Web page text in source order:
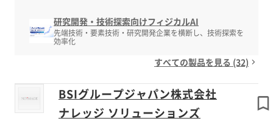
研究開発・技術探索向けフィジカルAI
先端技術・要素技術・研究開発企業を横断し、技術探索を
効率化
すべての製品を見る (32)
BSIグループジャパン株式会社
ナレッジ ソリューションズ